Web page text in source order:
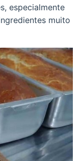
especialmente
muito